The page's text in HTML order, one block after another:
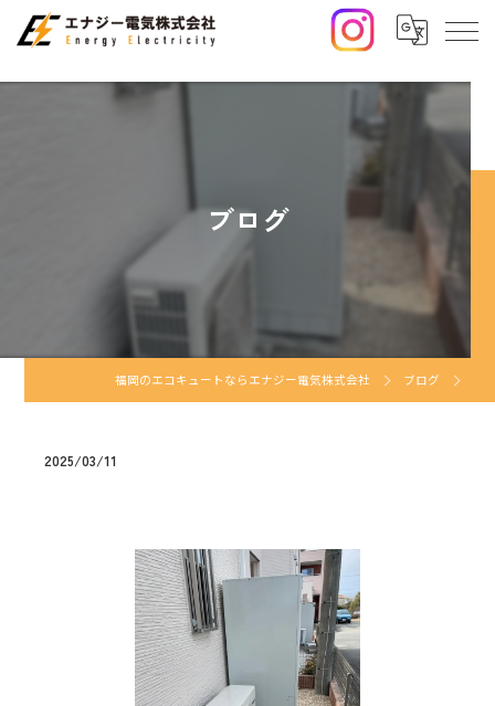
ブログ
福岡のエコキュートならエナジー電気株式会社 ブログ
2025/03/11